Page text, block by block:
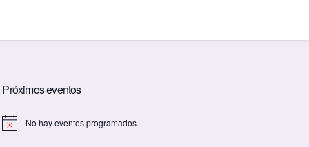
Próximos eventos
A
No hay eventos programados.